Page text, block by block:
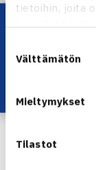
tietoihin, joita
kun olet
valinta
Välttämätön
Mieltymykset
Tilastot
88-86
Lataa OmaTennis!